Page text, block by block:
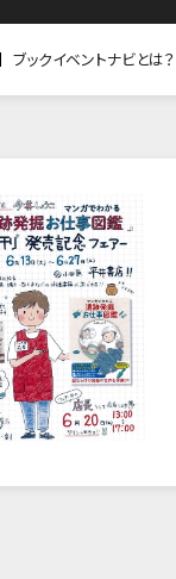
ブックイベントナビとは？